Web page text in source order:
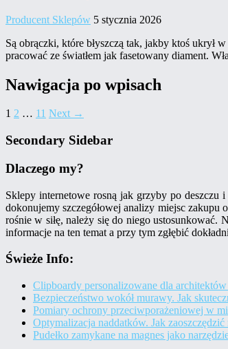
Producent Sklepów 5 stycznia 2026
Są obrączki, które błyszczą tak, jakby ktoś ukrył
pracować ze światłem jak fasetowany diament.
Nawigacja po wpisach
1 2 … 11 Next →
Secondary Sidebar
Dlaczego my?
Sklepy internetowe rosną jak grzyby po
dokonujemy szczegółowej analizy miejsc
rośnie w siłę, należy się do niego ustosunkować.
informacje na ten temat a przy tym zgłębić
Świeże Info:
Clipboardy personalizowane dla
Bezpieczeństwo wokół murawy. Jak
Pomiary ochrony przeciwporażeniowej w
Optymalizacja naddatków. Jak
Pudełko zamykane na magnes jako